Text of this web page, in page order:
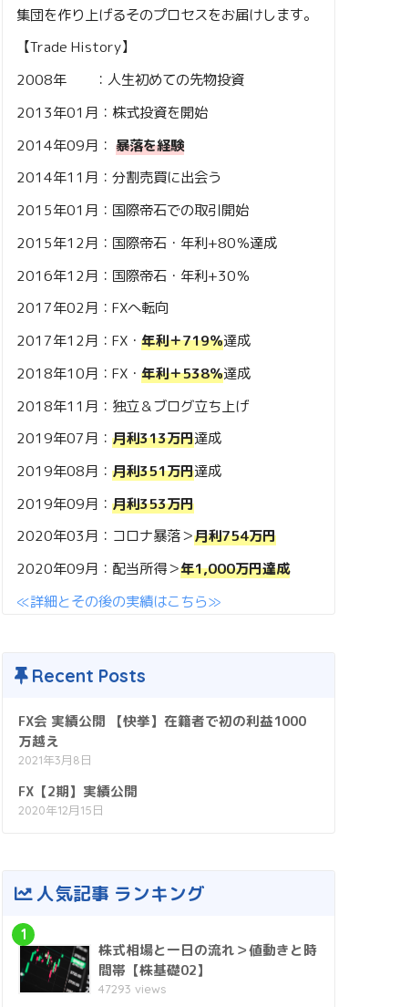
集団を作り上げるそのプロセスをお届けします。
【Trade History】
2008年 ：人生初めての先物投資
2013年01月：株式投資を開始
2014年09月：暴落を経験
2014年11月：分割売買に出会う
2015年01月：国際帝石での取引開始
2015年12月：国際帝石・年利+80％達成
2016年12月：国際帝石・年利+30％
2017年02月：FXへ転向
2017年12月：FX・年利＋719％達成
2018年10月：FX・年利＋538％達成
2018年11月：独立＆ブログ立ち上げ
2019年07月：月利313万円達成
2019年08月：月利351万円達成
2019年09月：月利353万円
2020年03月：コロナ暴落＞月利754万円
2020年09月：配当所得＞年1,000万円達成
≪詳細とその後の実績はこちら≫
Recent Posts
FX会 実績公開 【快挙】在籍者で初の利益1000
万越え
2021年3月8日
FX【2期】実績公開
2020年12月15日
人気記事 ランキング
1
株式相場と一日の流れ＞値動きと時
間帯【株基礎02】
47293 views